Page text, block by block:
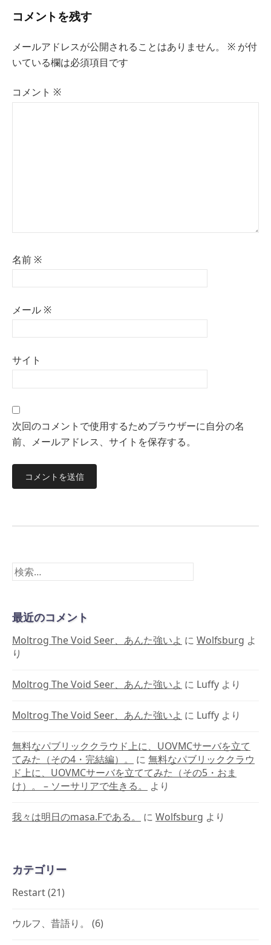
シ
ョ
ン
コメントを残す
メールアドレスが公開されることはありません。 ※ が付
いている欄は必須項目です
コメント ※
名前 ※
メール ※
サイト
次回のコメントで使用するためブラウザーに自分の名
前、メールアドレス、サイトを保存する。
検
索:
最近のコメント
Moltrog The Void Seer、あんた強いよ に Wolfsburg よ
り
Moltrog The Void Seer、あんた強いよ に Luffy より
Moltrog The Void Seer、あんた強いよ に Luffy より
無料なパブリッククラウド上に、UOVMCサーバを立て
てみた（その4・完結編）。
に 無料なパブリッククラウ
ド上に、UOVMCサーバを立ててみた（その5・おま
け）。 – ソーサリアで生きる。
より
我々は明日のmasa.Fである。 に Wolfsburg より
カテゴリー
Restart(21)
ウルフ、昔語り。 (6)